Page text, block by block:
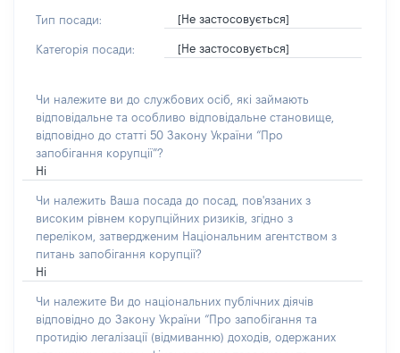
Тип посади: [Не застосовується]
Категорія посади: [Не застосовується]
Чи належите ви до службових осіб, які займають
відповідальне та особливо відповідальне становище,
відповідно до статті 50 Закону України “Про
запобігання корупції”?
Ні
Чи належить Ваша посада до посад, пов'язаних з
високим рівнем корупційних ризиків, згідно з
переліком, затвердженим Національним агентством з
питань запобігання корупції?
Ні
Чи належите Ви до національних публічних діячів
відповідно до Закону України “Про запобігання та
протидію легалізації (відмиванню) доходів, одержаних